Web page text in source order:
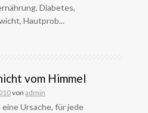
Diabetes,
Hautprob...
vom Himmel
von admin
Ursache, für jede